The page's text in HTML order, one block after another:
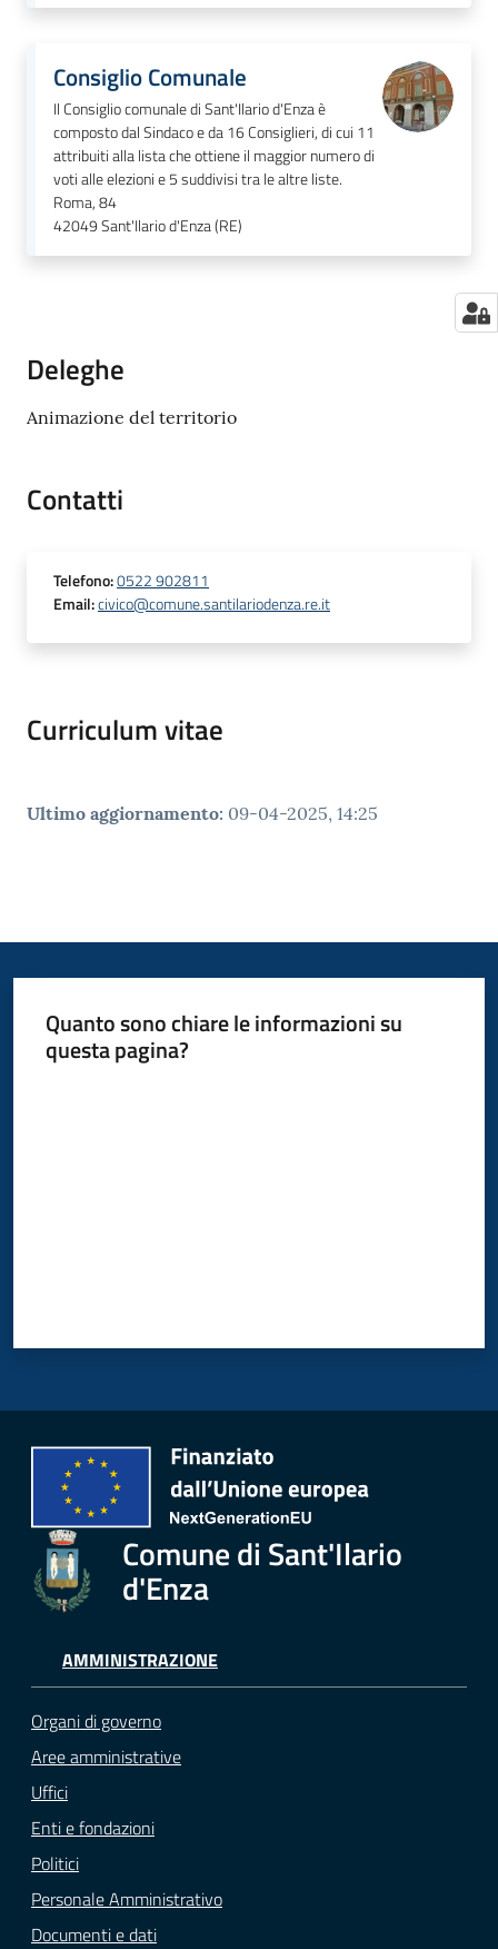
Consiglio Comunale
Il Consiglio comunale di Sant'Ilario d'Enza è
composto dal Sindaco e da 16 Consiglieri, di cui 11
attribuiti alla lista che ottiene il maggior numero di
voti alle elezioni e 5 suddivisi tra le altre liste.
Roma, 84
42049Sant'Ilario d'Enza (RE)
Deleghe
Animazione del territorio
Contatti
Telefono:0522 902811
Email:civico@comune.santilariodenza.re.it
Curriculum vitae
Ultimo aggiornamento: 09-04-2025, 14:25
Quanto sono chiare le informazioni su
questa pagina?
Comune di Sant'Ilario
d'Enza
AMMINISTRAZIONE
Organi di governo
Aree amministrative
Uffici
Enti e fondazioni
Politici
Personale Amministrativo
Documenti e dati